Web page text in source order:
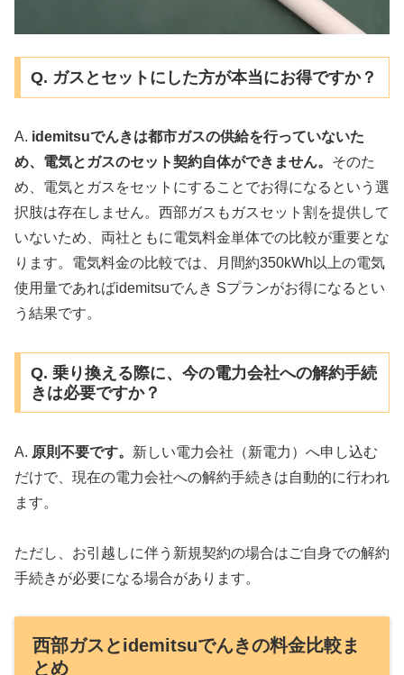
Q. ガスとセットにした方が本当にお得ですか？
A. idemitsuでんきは都市ガスの供給を行っていないた
め、電気とガスのセット契約自体ができません。 そのた
め、電気とガスをセットにすることでお得になるという選
択肢は存在しません。西部ガスもガスセット割を提供して
いないため、両社ともに電気料金単体での比較が重要とな
ります。電気料金の比較では、月間約350kWh以上の電気
使用量であればidemitsuでんき Sプランがお得になるとい
う結果です。
Q. 乗り換える際に、今の電力会社への解約手続
きは必要ですか？
A. 原則不要です。 新しい電力会社（新電力）へ申し込む
だけで、現在の電力会社への解約手続きは自動的に行われ
ます。
ただし、お引越しに伴う新規契約の場合はご自身での解約
手続きが必要になる場合があります。
西部ガスとidemitsuでんきの料金比較ま
とめ